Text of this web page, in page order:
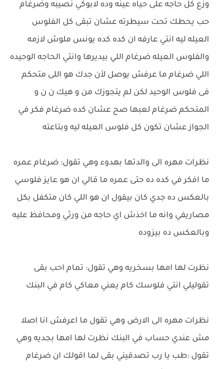
وزع كل حاجه على حياه عينه وده لابوكي نصيبه وضرغام
حب يحطك تحت سيطرته عشان تبقى كل الفلوس
العيله ليه انتي عارفه ان كده كده يونس ملوش لازمه
والفلوس العيله ضرغام اللي بيديرها وانتي الحاجه الوحيده
اللي ضرغام ما عرفش يوصل لأن جدك هو اللى متحكم
فى فلوس الوحيد لكن لم يتجوزك من و هيك ن ن و
المتحكم ضرغام لعبها صح عشان كده ضرغام فكر في
الجواز عشان تكون كل فلوس العيله ليه وبتاعته
نظرات مهره الى والدتها بهدوء وهي تقول: ضرغام عمره
ما افكر في كده ده حتى عمره ما قالي ان هو عايز فلوسي
بالعكس ده جدي كان بيقول ان هو اللي كان متكفل بكل
مصاريفي وانه ما اخذش اي حاجه من ورثي ومحافظ عليه
وبالعكس ده بيزوده
نظرت لها امها بسخريه وهي تقول: تمام احب بقى
تقوليلي انتي فلوسك كام يعني معاكي كام في البنك
نظرات مهره الى الارض وهي تقول ما اعرفش انا اصلا
مش عندي حساب في البنك نظرت لها امها بجديه وهي
تقول :طب يا رب تصدقيني بقى لما اقولك ان ضرغام